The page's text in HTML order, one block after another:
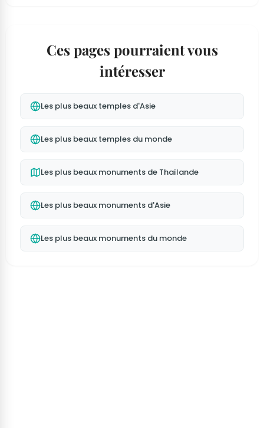
Ces pages pourraient vous
intéresser
Les plus beaux temples d'Asie
Les plus beaux temples du monde
Les plus beaux monuments de Thaïlande
Les plus beaux monuments d'Asie
Les plus beaux monuments du monde